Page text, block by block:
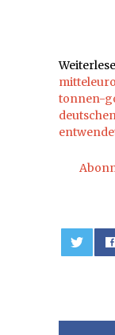
tonnen-